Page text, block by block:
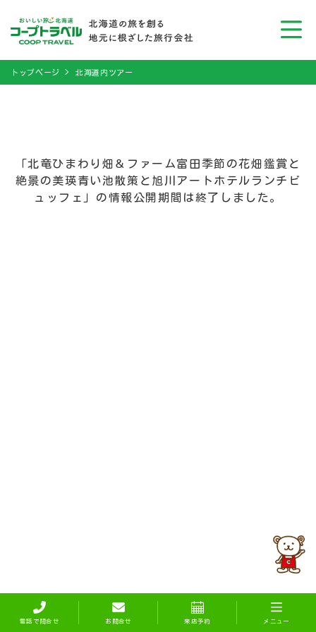
トップページ 北海道内ツアー
「北竜ひまわり畑＆ファーム富田季節の花畑鑑賞と
絶景の美瑛青い池散策と旭川アートホテルランチビ
ュッフェ」の情報公開期間は終了しました。
電話で問合せ お問合せ 来店予約 メニュー